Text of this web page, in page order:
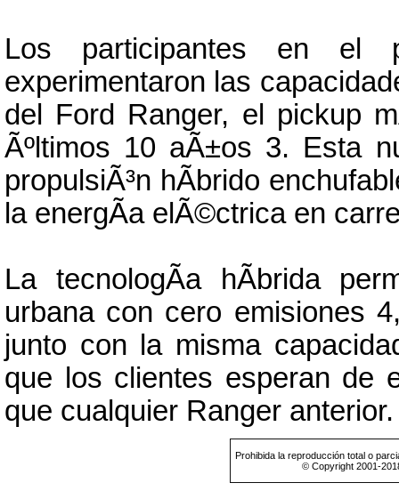
Los participantes en el
experimentaron las
del Ford Ranger, el pickup
Ãºltimos 10 aÃ±os 3. Esta
propulsiÃ³n hÃ­brido
la energÃ­a elÃ©ctrica en
La tecnologÃ­a hÃ­brida
urbana con cero emisiones
junto con la misma
que los clientes esperan de
que cualquier Ranger anterior.
Prohibida la reproducción total o
© Copyright 2001-